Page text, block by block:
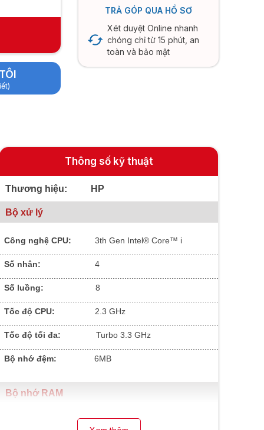
TRẢ GÓP QUA HỒ SƠ
Xét duyệt Online nhanh
chóng chỉ từ 15 phút, an
toàn và bảo mật
Thông số kỹ thuật
Thương hiệu: HP
Bộ xử lý
Công nghệ CPU: 3th Gen Intel® Core™ i
Số nhân:
4
Số luồng: 8
Tốc độ CPU: 2.3 GHz
Tốc độ tối đa: Turbo 3.3 GHz
Bộ nhớ đệm: 6MB
Bộ nhớ RAM
Dung lượng RAM:
8GB